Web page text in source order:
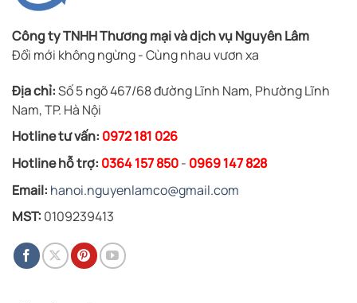
Công ty TNHH Thương mại và dịch vụ Nguyên Lâm
Đổi mới không ngừng - Cùng nhau vươn xa
Địa chỉ:Số 5 ngõ 467/68 đường Lĩnh Nam, Phường Lĩnh
Nam, TP. Hà Nội
Hotline tư vấn: 0972 181 026
Hotline hỗ trợ: 0364 157 850- 0969 147 828
Email: hanoi.nguyenlamco@gmail.com
MST: 0109239413